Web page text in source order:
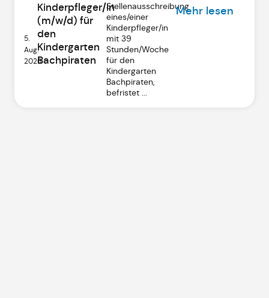
5.
Aug.
2026
Kinderpfleger/in
(m/w/d) für
den
Kindergarten
Bachpiraten
Stellenausschreibung
eines/einer
Kinderpfleger/in
mit 39
Stunden/Woche
für den
Kindergarten
Bachpiraten,
befristet ...
Mehr lesen